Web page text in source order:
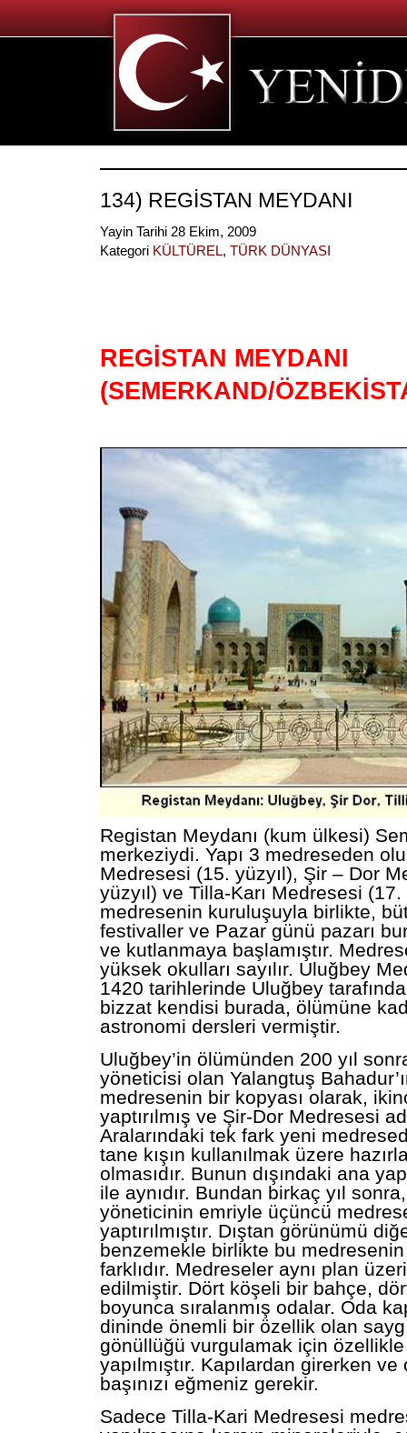
134) REGİSTAN MEYDANI
Yayin Tarihi 28 Ekim, 2009
Kategori KÜLTÜREL, TÜRK DÜNYASI
REGİSTAN MEYDANI
(SEMERKAND/
Registan Meydanı (kum ülkesi)
merkeziydi. Yapı 3 medreseden
Medresesi (15. yüzyıl), Şir – Dor
yüzyıl) ve Tilla-Karı Medresesi (17.
medresenin kuruluşuyla birlikte,
festivaller ve Pazar günü pazarı
ve kutlanmaya başlamıştır.
yüksek okulları sayılır. Uluğbey
1420 tarihlerinde Uluğbey
bizzat kendisi burada, ölümüne
astronomi dersleri vermiştir.
Uluğbey’in ölümünden 200 yıl
yöneticisi olan Yalangtuş
medresenin bir kopyası olarak,
yaptırılmış ve Şir-Dor Medresesi
Aralarındaki tek fark yeni
tane kışın kullanılmak üzere
olmasıdır. Bunun dışındaki ana
ile aynıdır. Bundan birkaç yıl
yöneticinin emriyle üçüncü
yaptırılmıştır. Dıştan görünümü
benzemekle birlikte bu medresenin
farklıdır. Medreseler aynı plan
edilmiştir. Dört köşeli bir bahçe,
boyunca sıralanmış odalar. Oda
dininde önemli bir özellik olan
gönüllüğü vurgulamak için
yapılmıştır. Kapılardan girerken
başınızı eğmeniz gerekir.
Sadece Tilla-Kari Medresesi